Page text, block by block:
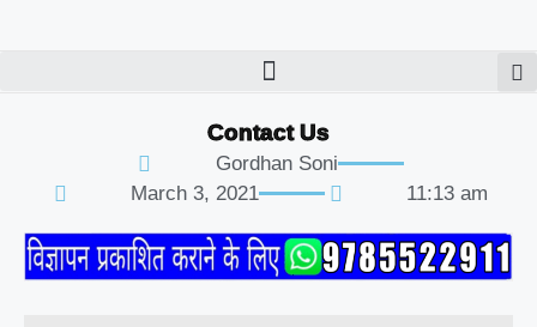
Contact Us
Gordhan Soni
March 3, 2021
11:13 am